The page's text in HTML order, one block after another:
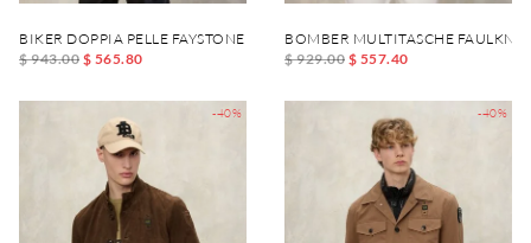
BIKER DOPPIA PELLE FAYSTONE
$ 943.00 $ 565.80
BOMBER MULTITASCHE
$ 929.00 $ 557.40
-40% -40%